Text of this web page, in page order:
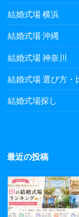
結婚式場 横浜
結婚式場 沖縄
結婚式場 神奈川
結婚式場 選び方・
結婚式場探し
最近の投稿